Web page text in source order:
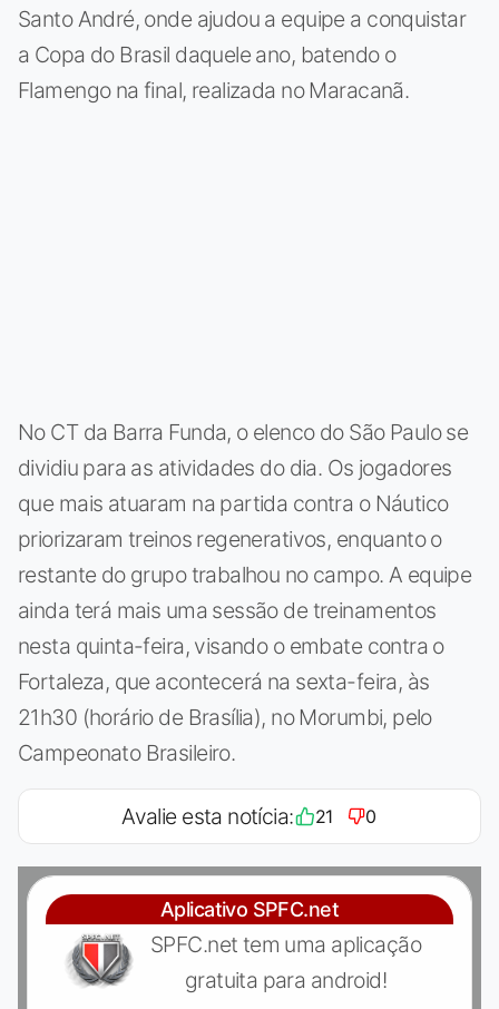
Santo André, onde ajudou a equipe a conquistar
a Copa do Brasil daquele ano, batendo o
Flamengo na final, realizada no Maracanã.
No CT da Barra Funda, o elenco do São Paulo se
dividiu para as atividades do dia. Os jogadores
que mais atuaram na partida contra o Náutico
priorizaram treinos regenerativos, enquanto o
restante do grupo trabalhou no campo. A equipe
ainda terá mais uma sessão de treinamentos
nesta quinta-feira, visando o embate contra o
Fortaleza, que acontecerá na sexta-feira, às
21h30 (horário de Brasília), no Morumbi, pelo
Campeonato Brasileiro.
Avalie esta notícia: 21 0
Aplicativo SPFC.net
SPFC.net tem uma aplicação
gratuita para android!